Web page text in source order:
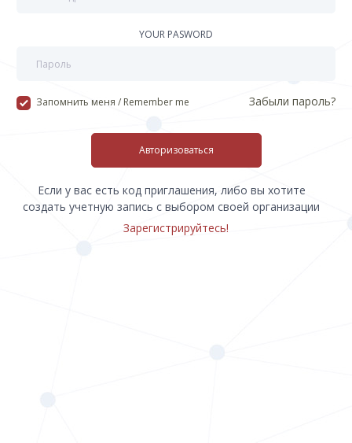
YOUR PASWORD
Запомнить меня / Remember me Забыли пароль?
Авторизоваться
Если у вас есть код приглашения, либо вы хотите
создать учетную запись с выбором своей организации
Зарегистрируйтесь!